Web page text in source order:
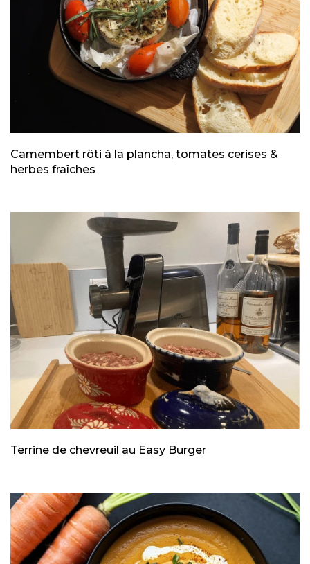
Camembert rôti à la plancha, tomates cerises &
herbes fraîches
Terrine de chevreuil au Easy Burger